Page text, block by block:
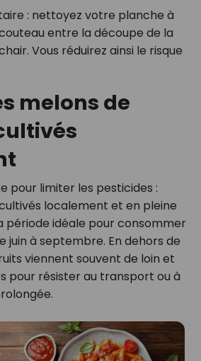
: nettoyez votre planche à
entre la découpe de la
Vous réduirez ainsi le risque
melons de
pour limiter les pesticides :
localement et en pleine
période idéale pour consommer
juin à septembre. En dehors de
viennent souvent de loin et
pour résister au transport ou à